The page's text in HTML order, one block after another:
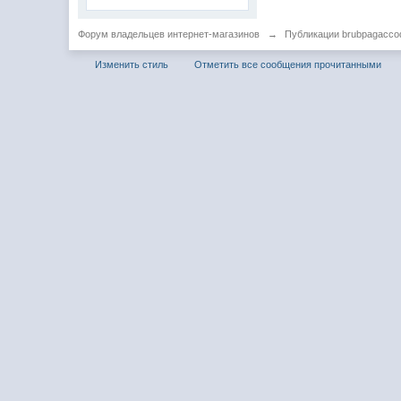
Форум владельцев интернет-магазинов → Публикации
Изменить стиль Отметить все сообщения прочитанными